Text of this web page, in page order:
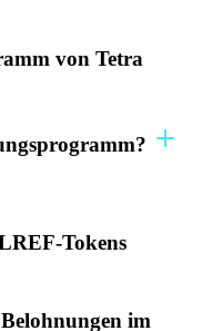
von Tetra
Tokens
im